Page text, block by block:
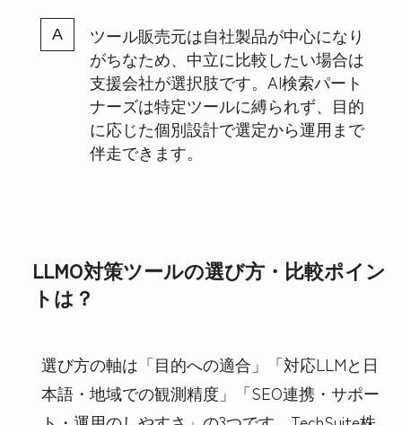
ツール販売元は自社製品が中心になり
がちなため、中立に比較したい場合は
支援会社が選択肢です。AI検索パート
ナーズは特定ツールに縛られず、目的
に応じた個別設計で選定から運用まで
伴走できます。
LLMO対策ツールの選び方・比較ポイン
トは？
選び方の軸は「目的への適合」「対応LLMと日
本語・地域での観測精度」「SEO連携・サポー